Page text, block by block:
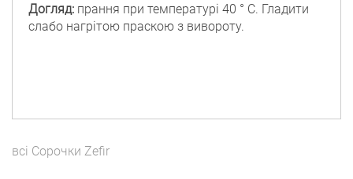
Догляд: прання при температурі 40 ° C. Гладити
слабо нагрітою праскою з вивороту.
всі Сорочки Zefir